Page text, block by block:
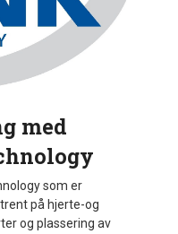
med
som er
på hjerte-og
og plassering av